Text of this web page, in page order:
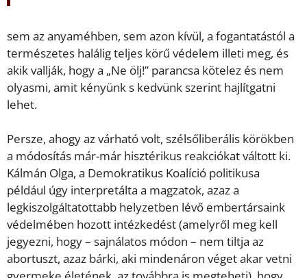
sem az anyaméhben, sem azon kívül, a fogantatástól a
természetes halálig teljes körű védelem illeti meg, és
akik vallják, hogy a „Ne ölj!” parancsa kötelez és nem
olyasmi, amit kényünk s kedvünk szerint hajlítgatni
lehet.
Persze, ahogy az várható volt, szélsőliberális körökben
a módosítás már-már hisztérikus reakciókat váltott ki.
Kálmán Olga, a Demokratikus Koalíció politikusa
például úgy interpretálta a magzatok, azaz a
legkiszolgáltatottabb helyzetben lévő embertársaink
védelmében hozott intézkedést (amelyről meg kell
jegyezni, hogy – sajnálatos módon – nem tiltja az
abortuszt, azaz bárki, aki mindenáron véget akar vetni